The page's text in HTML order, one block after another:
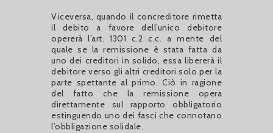
Viceversa, quando il concreditore rimetta
il debito a favore dell’unico debitore
opererà l’art. 1301 c.2 c.c. a mente del
quale se la remissione è stata fatta da
uno dei creditori in solido, essa libererà il
debitore verso gli altri creditori solo per la
parte spettante al primo. Ciò in ragione
del fatto che la remissione opera
direttamente sul rapporto obbligatorio
estinguendo uno dei fasci che connotano
l’obbligazione solidale.